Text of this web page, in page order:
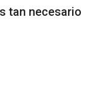
tan necesario